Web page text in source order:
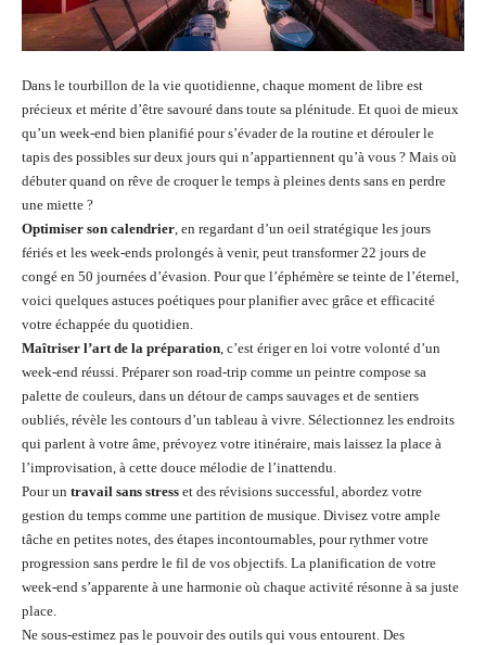
Dans le tourbillon de la vie quotidienne, chaque moment de libre est
précieux et mérite d’être savouré dans toute sa plénitude. Et quoi de mieux
qu’un week-end bien planifié pour s’évader de la routine et dérouler le
tapis des possibles sur deux jours qui n’appartiennent qu’à vous ? Mais où
débuter quand on rêve de croquer le temps à pleines dents sans en perdre
une miette ?
Optimiser son calendrier, en regardant d’un oeil stratégique les jours
fériés et les week-ends prolongés à venir, peut transformer 22 jours de
congé en 50 journées d’évasion. Pour que l’éphémère se teinte de l’éternel,
voici quelques astuces poétiques pour planifier avec grâce et efficacité
votre échappée du quotidien.
Maîtriser l’art de la préparation, c’est ériger en loi votre volonté d’un
week-end réussi. Préparer son road-trip comme un peintre compose sa
palette de couleurs, dans un détour de camps sauvages et de sentiers
oubliés, révèle les contours d’un tableau à vivre. Sélectionnez les endroits
qui parlent à votre âme, prévoyez votre itinéraire, mais laissez la place à
l’improvisation, à cette douce mélodie de l’inattendu.
Pour un travail sans stress et des révisions successful, abordez votre
gestion du temps comme une partition de musique. Divisez votre ample
tâche en petites notes, des étapes incontournables, pour rythmer votre
progression sans perdre le fil de vos objectifs. La planification de votre
week-end s’apparente à une harmonie où chaque activité résonne à sa juste
place.
Ne sous-estimez pas le pouvoir des outils qui vous entourent. Des